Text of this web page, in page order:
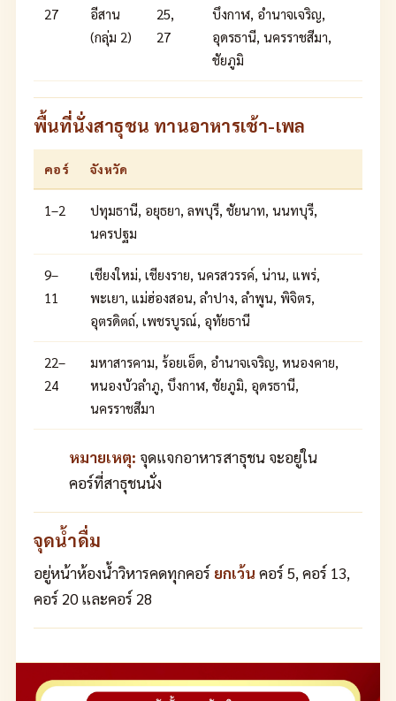
27
อีสาน
(กลุ่ม 2)
25,
27
บึงกาฬ, อำนาจเจริญ,
อุดรธานี, นครราชสีมา,
ชัยภูมิ
พื้นที่นั่งสาธุชน ทานอาหารเช้า-เพล
คอร์ จังหวัด
1–2
ปทุมธานี, อยุธยา, ลพบุรี, ชัยนาท, นนทบุรี,
นครปฐม
9–
11
เชียงใหม่, เชียงราย, นครสวรรค์, น่าน, แพร่,
พะเยา, แม่ฮ่องสอน, ลำปาง, ลำพูน, พิจิตร,
อุตรดิตถ์, เพชรบูรณ์, อุทัยธานี
22–
24
มหาสารคาม, ร้อยเอ็ด, อำนาจเจริญ, หนองคาย,
หนองบัวลำภู, บึงกาฬ, ชัยภูมิ, อุดรธานี,
นครราชสีมา
หมายเหตุ: จุดแจกอาหารสาธุชน จะอยู่ใน
คอร์ที่สาธุชนนั่ง
จุดน้ำดื่ม
อยู่หน้าห้องน้ำวิหารคดทุกคอร์ ยกเว้น คอร์ 5, คอร์ 13,
คอร์ 20 และคอร์ 28